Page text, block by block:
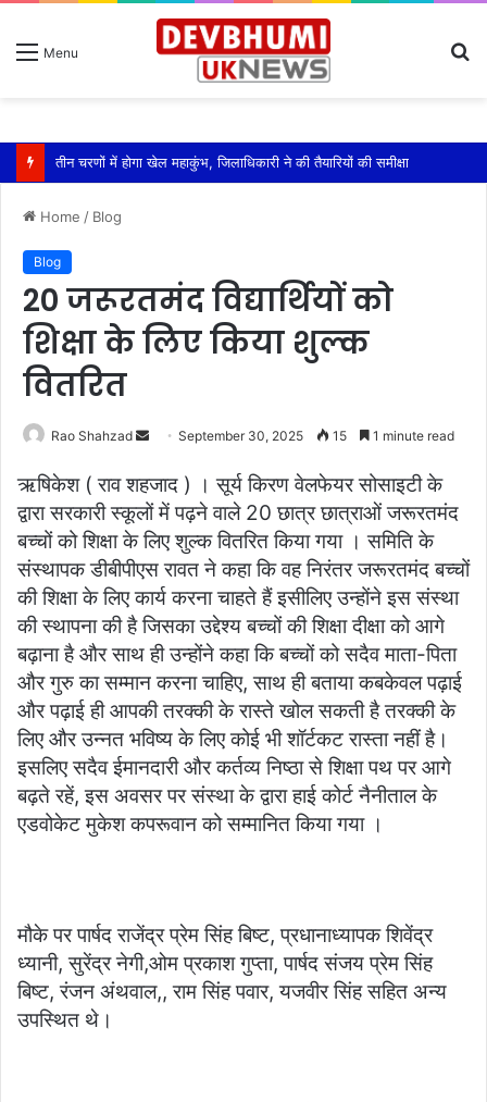
Menu
एसपी ऋषिकेश ने किया कावड़ मेला क्षेत्रों का निरीक्षण
Home / Blog
Blog
20 जरूरतमंद विद्यार्थियों को
शिक्षा के लिए किया शुल्क
वितरित
Rao Shahzad
Send
email
September 30, 2025 15 1 minute read
ऋषिकेश ( राव शहजाद ) । सूर्य किरण वेलफेयर सोसाइटी के
द्वारा सरकारी स्कूलों में पढ़ने वाले 20 छात्र छात्राओं जरूरतमंद
बच्चों को शिक्षा के लिए शुल्क वितरित किया गया । समिति के
संस्थापक डीबीपीएस रावत ने कहा कि वह निरंतर जरूरतमंद बच्चों
की शिक्षा के लिए कार्य करना चाहते हैं इसीलिए उन्होंने इस संस्था
की स्थापना की है जिसका उद्देश्य बच्चों की शिक्षा दीक्षा को आगे
बढ़ाना है और साथ ही उन्होंने कहा कि बच्चों को सदैव माता-पिता
और गुरु का सम्मान करना चाहिए, साथ ही बताया कबकेवल पढ़ाई
और पढ़ाई ही आपकी तरक्की के रास्ते खोल सकती है तरक्की के
लिए और उन्नत भविष्य के लिए कोई भी शॉर्टकट रास्ता नहीं है।
इसलिए सदैव ईमानदारी और कर्तव्य निष्ठा से शिक्षा पथ पर आगे
बढ़ते रहें, इस अवसर पर संस्था के द्वारा हाई कोर्ट नैनीताल के
एडवोकेट मुकेश कपरूवान को सम्मानित किया गया ।
मौके पर पार्षद राजेंद्र प्रेम सिंह बिष्ट, प्रधानाध्यापक शिवेंद्र
ध्यानी, सुरेंद्र नेगी,ओम प्रकाश गुप्ता, पार्षद संजय प्रेम सिंह
बिष्ट, रंजन अंथवाल,, राम सिंह पवार, यजवीर सिंह सहित अन्य
उपस्थित थे।